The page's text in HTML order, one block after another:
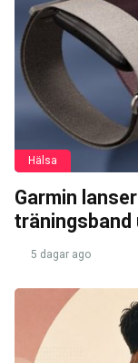
Hälsa
Garmin
träningsband
5 dagar ago